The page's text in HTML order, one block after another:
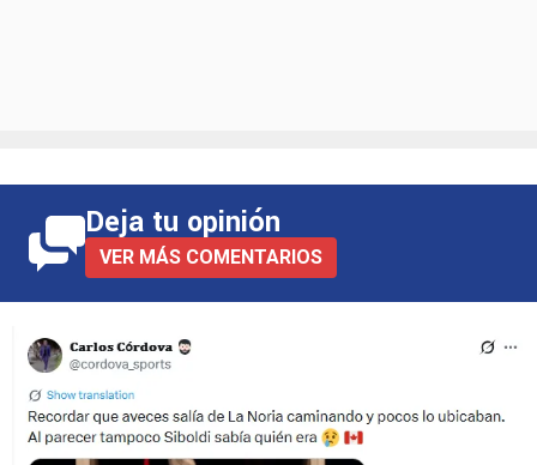
Deja tu opinión
VER MÁS COMENTARIOS